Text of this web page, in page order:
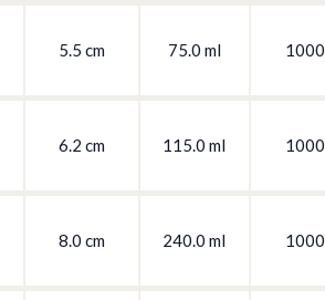
5.5 cm 75.0 ml 1000
6.2 cm 115.0 ml 1000
8.0 cm 240.0 ml 1000